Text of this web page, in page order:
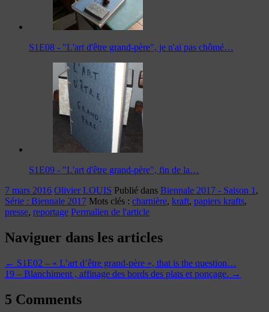
S1E08 - "L'art d'être grand-père", je n'ai pas chômé…
S1E09 - "L'art d'être grand-père", fin de la…
7 mars 2016 Olivier LOUIS Publié dans Biennale 2017 - Saison 1 ,
Série : Biennale 2017 Mots clés : charnière, kraft, papiers krafts,
presse, reportage Permalien de l'article
Naviguer dans les articles
← S1E02 – « L’art d’être grand-père », that is the question…
19 – Blanchiment , affinage des bords des plats et ponçage. →
5 Comments